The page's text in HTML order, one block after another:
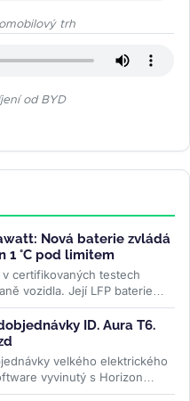
trh
od BYD
Nová baterie zvládá
1 °C pod limitem
certifikovaných testech
vozidla. Její LFP baterie
ID. Aura T6.
velkého elektrického
vyvinutý s Horizon